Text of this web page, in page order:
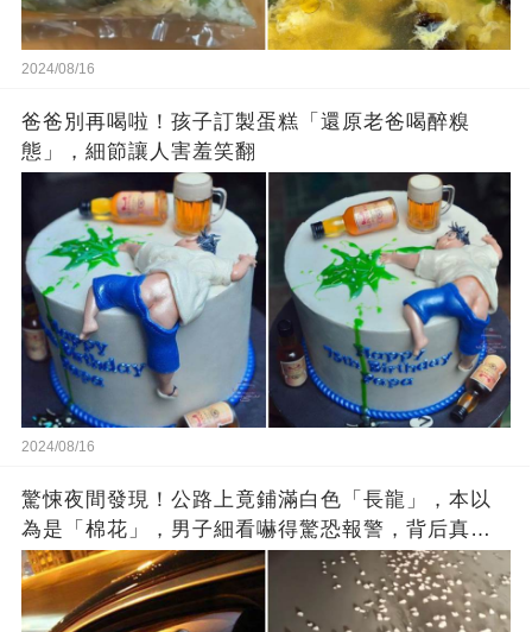
2024/08/16
爸爸別再喝啦！孩子訂製蛋糕「還原老爸喝醉糗
態」，細節讓人害羞笑翻
2024/08/16
驚悚夜間發現！公路上竟鋪滿白色「長龍」，本以
為是「棉花」，男子細看嚇得驚恐報警，背后真相
讓人倒吸涼氣！